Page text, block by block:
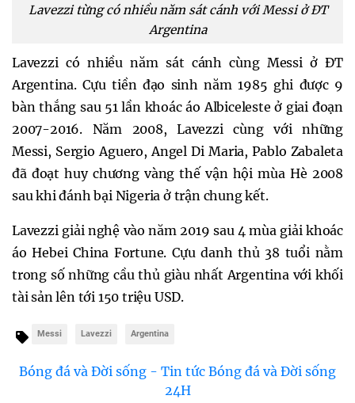
Lavezzi từng có nhiều năm sát cánh với Messi ở ĐT
Argentina
Lavezzi có nhiều năm sát cánh cùng Messi ở ĐT
Argentina. Cựu tiền đạo sinh năm 1985 ghi được 9
bàn thắng sau 51 lần khoác áo Albiceleste ở giai đoạn
2007-2016. Năm 2008, Lavezzi cùng với những
Messi, Sergio Aguero, Angel Di Maria, Pablo Zabaleta
đã đoạt huy chương vàng thế vận hội mùa Hè 2008
sau khi đánh bại Nigeria ở trận chung kết.
Lavezzi giải nghệ vào năm 2019 sau 4 mùa giải khoác
áo Hebei China Fortune. Cựu danh thủ 38 tuổi nằm
trong số những cầu thủ giàu nhất Argentina với khối
tài sản lên tới 150 triệu USD.
Messi Lavezzi Argentina
Bóng đá và Đời sống - Tin tức Bóng đá và Đời sống
24H